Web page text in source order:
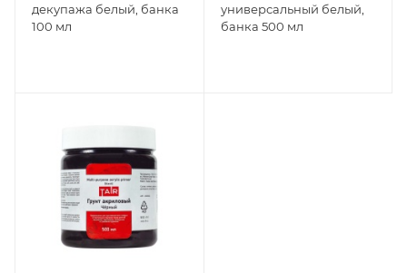
декупажа белый, банка
100 мл
универсальный белый,
банка 500 мл